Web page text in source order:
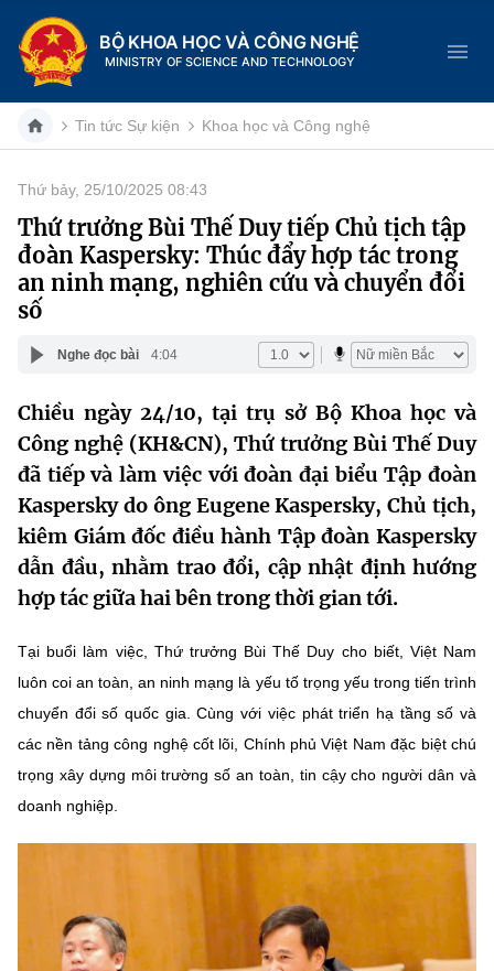
BỘ KHOA HỌC VÀ CÔNG NGHỆ
MINISTRY OF SCIENCE AND TECHNOLOGY
Danh mục
Trang chủ
Giới thiệu
Chức năng nhiệm vụ
Cơ cấu tổ chức
Lịch sử phát triển
Sở Khoa học và Công nghệ
Tin tức sự kiện
Khoa học và Công nghệ
Đổi mới sáng tạo
Chuyển đổi số
Bưu chính, Viễn thông
Tiêu chuẩn, đo lường, chất lượng
Năng lượng nguyên tử
Tin tổng hợp
Tin địa phương
Dịch vụ công
Hệ thống văn bản
Văn bản QPPL
Văn bản chỉ đạo điều hành
MST IOFFICE
THỐNG KÊ
Đổi mới sáng tạo
Bưu chính, Viễn thông
Tiêu chuẩn, đo lường, chất lượng
Năng lượng nguyên tử
Khác
Infographic
Voice
Nhiệm vụ trọng tâm
Tin tức Sự kiện Khoa học và Công nghệ
Thứ bảy, 25/10/2025 08:43
Thứ trưởng Bùi Thế Duy tiếp Chủ tịch tập
đoàn Kaspersky: Thúc đẩy hợp tác trong
an ninh mạng, nghiên cứu và chuyển đổi
số
Nghe đọc bài 4:04
Chiều ngày 24/10, tại trụ sở Bộ Khoa học và
Công nghệ (KH&CN), Thứ trưởng Bùi Thế Duy
đã tiếp và làm việc với đoàn đại biểu Tập đoàn
Kaspersky do ông Eugene Kaspersky, Chủ tịch,
kiêm Giám đốc điều hành Tập đoàn Kaspersky
dẫn đầu, nhằm trao đổi, cập nhật định hướng
hợp tác giữa hai bên trong thời gian tới.
Tại buổi làm việc, Thứ trưởng Bùi Thế Duy cho biết, Việt Nam
luôn coi an toàn, an ninh mạng là yếu tố trọng yếu trong tiến trình
chuyển đổi số quốc gia. Cùng với việc phát triển hạ tầng số và
các nền tảng công nghệ cốt lõi, Chính phủ Việt Nam đặc biệt chú
trọng xây dựng môi trường số an toàn, tin cậy cho người dân và
doanh nghiệp.